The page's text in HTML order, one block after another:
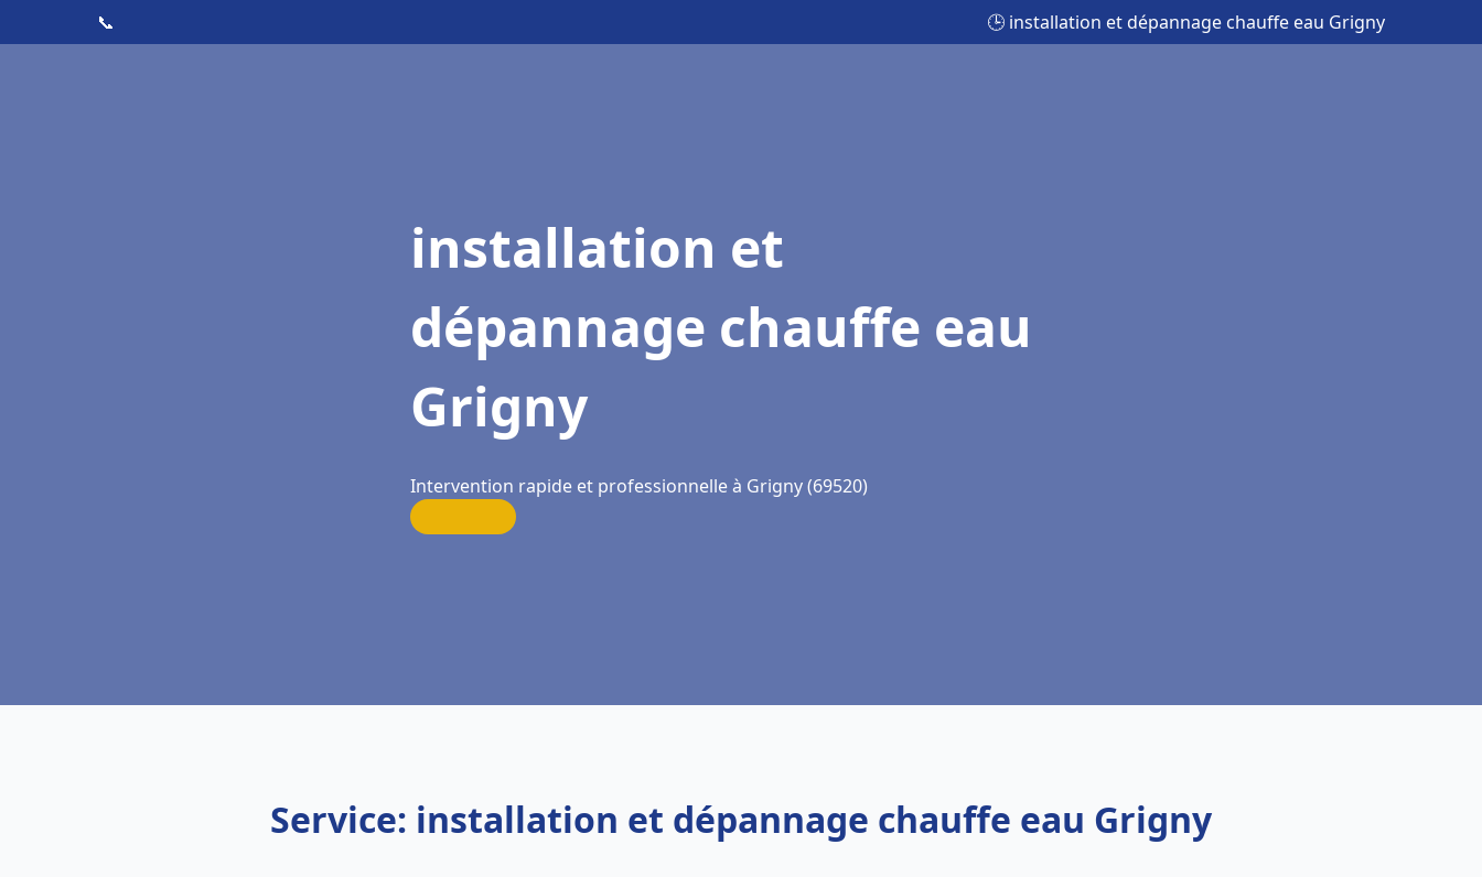
📞 🕒 installation et dépannage chauffe eau Grigny
installation et
dépannage chauffe eau
Grigny
Intervention rapide et professionnelle à Grigny (69520)
Service: installation et dépannage chauffe eau Grigny